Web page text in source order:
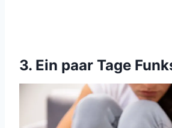
3. Ein paar Tage